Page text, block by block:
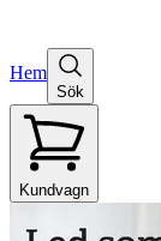
Hem
Sök
Kundvagn